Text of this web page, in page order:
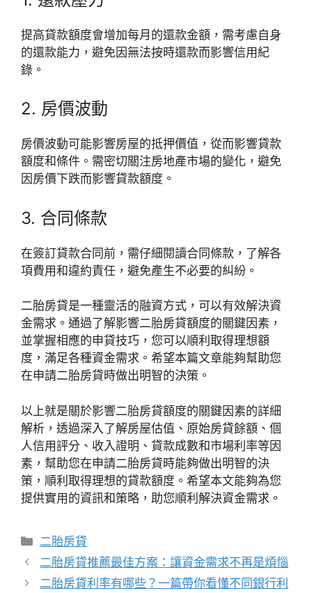
提高貸款額度會增加每月的還款金額，需考慮自身
的還款能力，避免因無法按時還款而影響信用紀
錄。
2. 房價波動
房價波動可能影響房屋的抵押價值，從而影響貸款
額度和條件。需密切關注房地產市場的變化，避免
因房價下跌而影響貸款額度。
3. 合同條款
在簽訂貸款合同前，需仔細閱讀合同條款，了解各
項費用和違約責任，避免產生不必要的糾紛。
二胎房貸是一種靈活的融資方式，可以有效解決資
金需求。通過了解影響二胎房貸額度的關鍵因素，
並掌握相應的申貸技巧，您可以順利取得理想額
度，滿足各種資金需求。希望本篇文章能夠幫助您
在申請二胎房貸時做出明智的決策。
以上就是關於影響二胎房貸額度的關鍵因素的詳細
解析，透過深入了解房屋估值、原始房貸餘額、個
人信用評分、收入證明、貸款成數和市場利率等因
素，幫助您在申請二胎房貸時能夠做出明智的決
策，順利取得理想的貸款額度。希望本文能夠為您
提供實用的資訊和策略，助您順利解決資金需求。
分
類
二胎房貸
二胎房貸推薦最佳方案：讓資金需求不再是煩惱
二胎房貸利率有哪些？一篇帶你看懂不同銀行利